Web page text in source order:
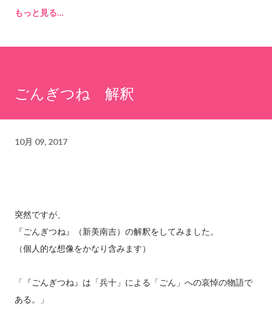
もっと見る…
ごんぎつね 解釈
10月 09, 2017
突然ですが、
『ごんぎつね』（新美南吉）の解釈をしてみました。
（個人的な想像をかなり含みます）
「『ごんぎつね』は「兵十」による「ごん」への哀悼の物語で
ある。」